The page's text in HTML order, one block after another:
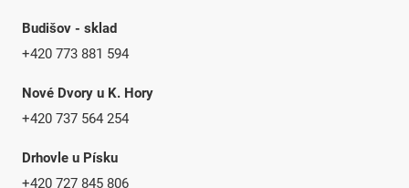
Budišov - sklad
+420 773 881 594
Nové Dvory u K. Hory
+420 737 564 254
Drhovle u Písku
+420 727 845 806